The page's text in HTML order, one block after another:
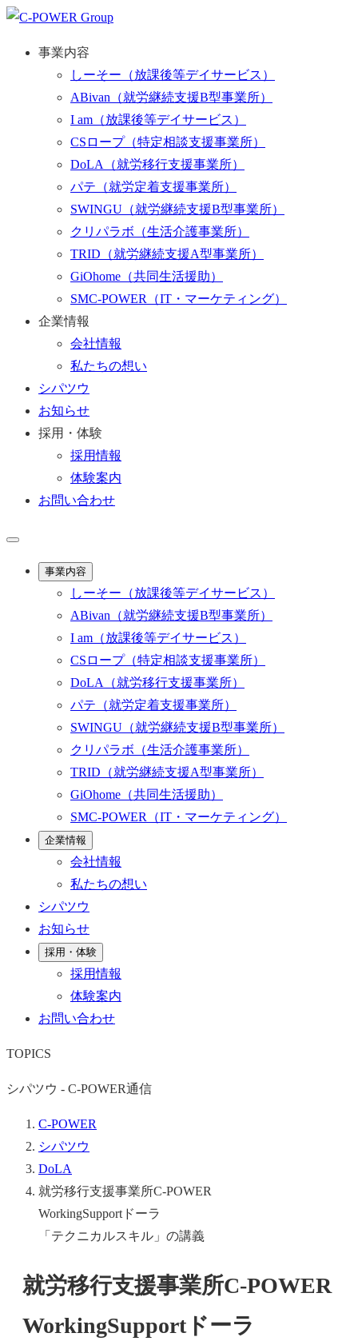
事業内容
しーそー （放課後等デイサービス）
ABivan （就労継続支援B型事業所）
I am （放課後等デイサービス）
CSロープ（特定相談支援事業所）
DoLA
（就労移行支援事業所）
パテ （就労定着支援事業所）
SWINGU （就労継続支援B型事業所）
クリパラボ （生活介護事業所）
TRID （就労継続支援A型事業所）
GiOhome （共同生活援助）
SMC-POWER
（IT・マーケティング）
企業情報
会社情報
私たちの想い
シパツウ
お知らせ
採用・体験
採用情報
体験案内
お問い合わせ
事業内容
しーそー （放課後等デイサービス）
ABivan （就労継続支援B型事業所）
I am （放課後等デイサービス）
CSロープ（特定相談支援事業所）
DoLA
（就労移行支援事業所）
パテ （就労定着支援事業所）
SWINGU （就労継続支援B型事業所）
クリパラボ （生活介護事業所）
TRID （就労継続支援A型事業所）
GiOhome （共同生活援助）
SMC-POWER
（IT・マーケティング）
企業情報
会社情報
私たちの想い
シパツウ
お知らせ
採用・体験
採用情報
体験案内
お問い合わせ
TOPICS
シパツウ - C-POWER通信
C-POWER
シパツウ
DoLA
就労移行支援事業所C-POWER
WorkingSupportドーラ
「テクニカルスキル」の講義
就労移行支援事業所C-POWER
WorkingSupportドーラ